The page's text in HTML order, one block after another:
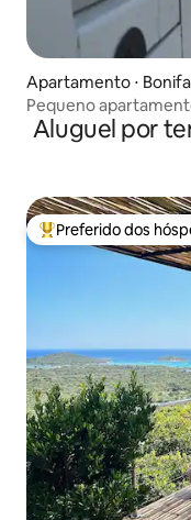
Apartamento ⋅
Pequeno
Haute-Ville
Aluguel por
Entre os melhores
Preferido dos